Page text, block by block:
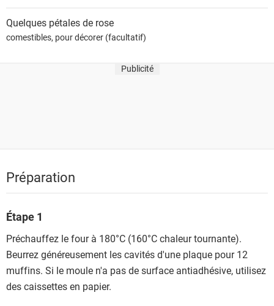
Quelques pétales de rose
comestibles, pour décorer (facultatif)
Publicité
Préparation
Étape 1
Préchauffez le four à 180°C (160°C chaleur tournante).
Beurrez généreusement les cavités d'une plaque pour 12
muffins. Si le moule n'a pas de surface antiadhésive, utilisez
des caissettes en papier.